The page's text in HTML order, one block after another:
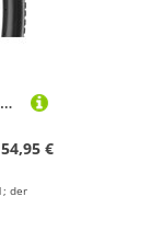
Pirelli Cinturato Gravel M HP Gravel-Reifen
54,95 €
der